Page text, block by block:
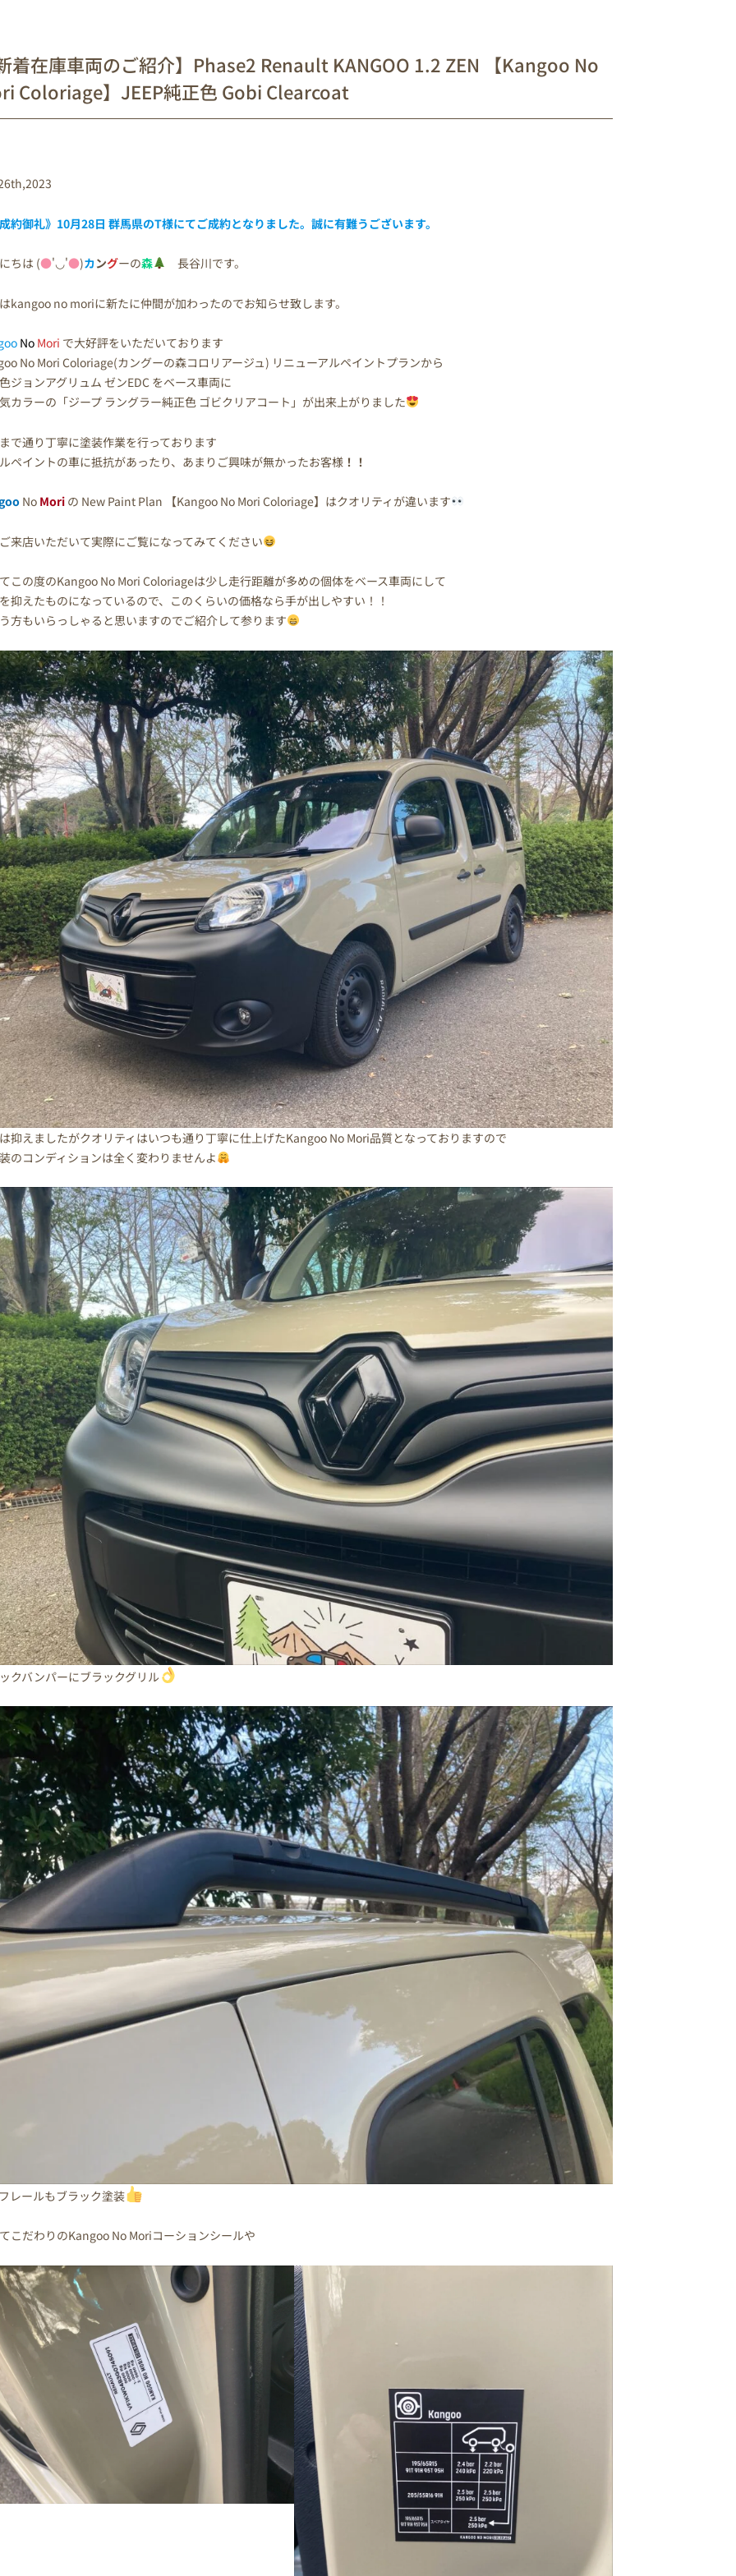
着在庫車両のご紹介】Phase2 Renault KANGOO 1.2 ZEN 【Kangoo No
Coloriage】JEEP純正色 Gobi Clearcoat
約御礼》10月28日 群馬県のT様にてご成約となりました。誠に有難うございます。
ちは (●'◡'●)カングーの森 長谷川です。
kangoo no moriに新たに仲間が加わったのでお知らせ致します。
No Mori で大好評をいただいております
No Mori Coloriage(カングーの森コロリアージュ) リニューアルペイントプランから
ジョンアグリュム ゼンEDC をベース車両に
カラーの「ジープ ラングラー純正色 ゴビクリアコート」が出来上がりました
で通り丁寧に塗装作業を行っております
ペイントの車に抵抗があったり、あまりご興味が無かったお客様！！
NoMoriの New Paint Plan 【Kangoo No Mori Coloriage】はクオリティが違います
来店いただいて実際にご覧になってみてください
この度のKangoo No Mori Coloriageは少し走行距離が多めの個体をベース車両にして
抑えたものになっているので、このくらいの価格なら手が出しやすい！！
方もいらっしゃると思いますのでご紹介して参ります
抑えましたがクオリティはいつも通り丁寧に仕上げたKangoo No Mori品質となっておりますので
のコンディションは全く変わりませんよ
クバンパーにブラックグリル
レールもブラック塗装
こだわりのKangoo No Moriコーションシールや